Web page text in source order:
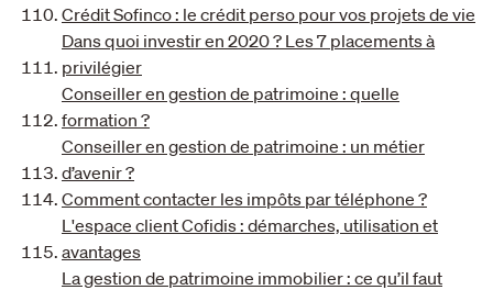
Crédit Sofinco : le crédit perso pour vos projets de vie
Dans quoi investir en 2020 ? Les 7 placements à
privilégier
Conseiller en gestion de patrimoine : quelle
formation ?
Conseiller en gestion de patrimoine : un métier
d’avenir ?
Comment contacter les impôts par téléphone ?
L'espace client Cofidis : démarches, utilisation et
avantages
La gestion de patrimoine immobilier : ce qu’il faut